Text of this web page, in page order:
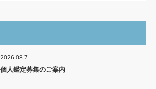
2026.08.7
個人鑑定募集のご案内